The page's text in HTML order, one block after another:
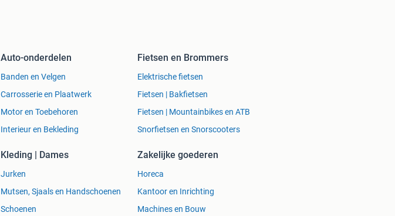
Auto-onderdelen
Banden en Velgen
Carrosserie en Plaatwerk
Motor en Toebehoren
Interieur en Bekleding
Fietsen en Brommers
Elektrische fietsen
Fietsen | Bakfietsen
Fietsen | Mountainbikes en ATB
Snorfietsen en Snorscooters
Kleding | Dames
Jurken
Mutsen, Sjaals en Handschoenen
Schoenen
Zakelijke goederen
Horeca
Kantoor en Inrichting
Machines en Bouw